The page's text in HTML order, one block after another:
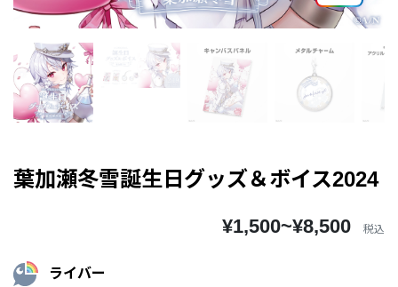
葉加瀬冬雪誕生日グッズ＆ボイス2024
¥1,500~¥8,500 税込
ライバー